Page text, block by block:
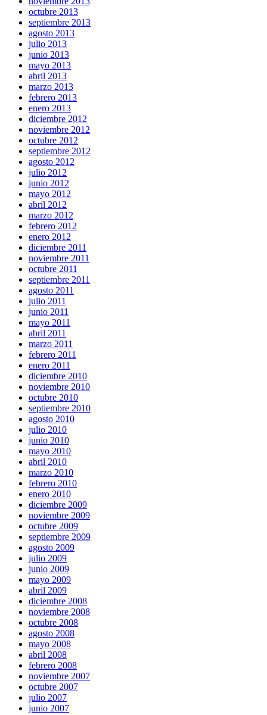
octubre 2013
septiembre 2013
agosto 2013
julio 2013
junio 2013
mayo 2013
abril 2013
marzo 2013
febrero 2013
enero 2013
diciembre 2012
noviembre 2012
octubre 2012
septiembre 2012
agosto 2012
julio 2012
junio 2012
mayo 2012
abril 2012
marzo 2012
febrero 2012
enero 2012
diciembre 2011
noviembre 2011
octubre 2011
septiembre 2011
agosto 2011
julio 2011
junio 2011
mayo 2011
abril 2011
marzo 2011
febrero 2011
enero 2011
diciembre 2010
noviembre 2010
octubre 2010
septiembre 2010
agosto 2010
julio 2010
junio 2010
mayo 2010
abril 2010
marzo 2010
febrero 2010
enero 2010
diciembre 2009
noviembre 2009
octubre 2009
septiembre 2009
agosto 2009
julio 2009
junio 2009
mayo 2009
abril 2009
diciembre 2008
noviembre 2008
octubre 2008
agosto 2008
mayo 2008
abril 2008
febrero 2008
noviembre 2007
octubre 2007
julio 2007
junio 2007